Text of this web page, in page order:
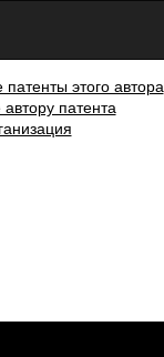
этого автора
патента